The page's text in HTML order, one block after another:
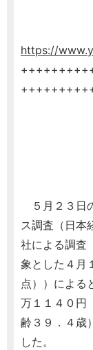
https://
５月２３日
ス調査（日本
社による調査
象とした４月
点））による
万１１４０円
齢３９．４歳
した。